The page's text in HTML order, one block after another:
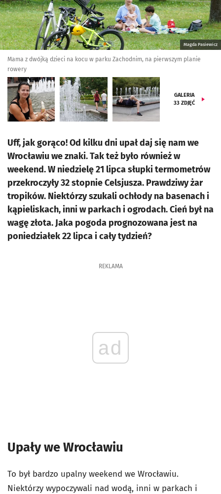
Magda Pasiewicz
Mama z dwójką dzieci na kocu w parku Zachodnim, na pierwszym planie
rowery
GALERIA
33 ZDJĘĆ
Uff, jak gorąco! Od kilku dni upał daj się nam we
Wrocławiu we znaki. Tak też było również w
weekend. W niedzielę 21 lipca słupki termometrów
przekroczyły 32 stopnie Celsjusza. Prawdziwy żar
tropików. Niektórzy szukali ochłody na basenach i
kąpieliskach, inni w parkach i ogrodach. Cień był na
wagę złota. Jaka pogoda prognozowana jest na
poniedziałek 22 lipca i cały tydzień?
REKLAMA
ad
Upały we Wrocławiu
To był bardzo upalny weekend we Wrocławiu.
Niektórzy wypoczywali nad wodą, inni w parkach i